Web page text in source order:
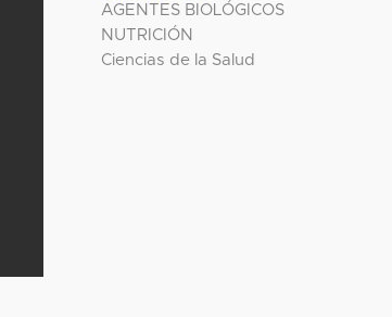
AGENTES BIOLÓGICOS
NUTRICIÓN
Ciencias de la Salud